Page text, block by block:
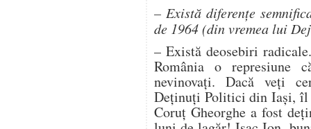
– Există diferenţe
de 1964 (din vremea lui
– Există deosebiri
România o represiune
nevinovaţi. Dacă veţi
Deţinuţi Politici din Iaşi, îl
Coruţ Gheorghe a fost